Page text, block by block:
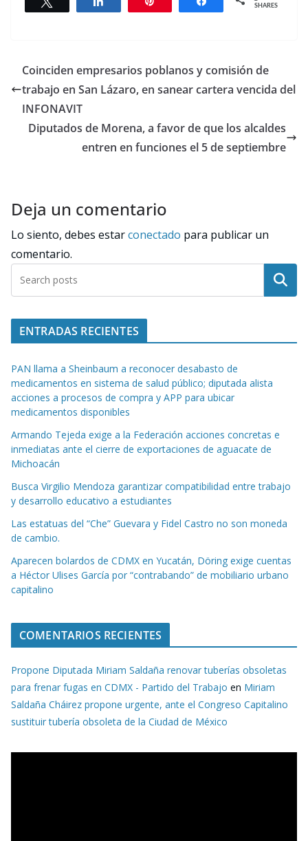
SHARES
Coinciden empresarios poblanos y comisión de
trabajo en San Lázaro, en sanear cartera vencida del
INFONAVIT
Diputados de Morena, a favor de que los alcaldes
entren en funciones el 5 de septiembre
Deja un comentario
Lo siento, debes estarconectado para publicar un
comentario.
Buscar
ENTRADAS RECIENTES
PAN llama a Sheinbaum a reconocer desabasto de
medicamentos en sistema de salud público; diputada alista
acciones a procesos de compra y APP para ubicar
medicamentos disponibles
Armando Tejeda exige a la Federación acciones concretas e
inmediatas ante el cierre de exportaciones de aguacate de
Michoacán
Busca Virgilio Mendoza garantizar compatibilidad entre trabajo
y desarrollo educativo a estudiantes
Las estatuas del “Che” Guevara y Fidel Castro no son moneda
de cambio.
Aparecen bolardos de CDMX en Yucatán, Döring exige cuentas
a Héctor Ulises García por “contrabando” de mobiliario urbano
capitalino
COMENTARIOS RECIENTES
Propone Diputada Miriam Saldaña renovar tuberías obsoletas
para frenar fugas en CDMX - Partido del Trabajo en Miriam
Saldaña Cháirez propone urgente, ante el Congreso Capitalino
sustituir tubería obsoleta de la Ciudad de México